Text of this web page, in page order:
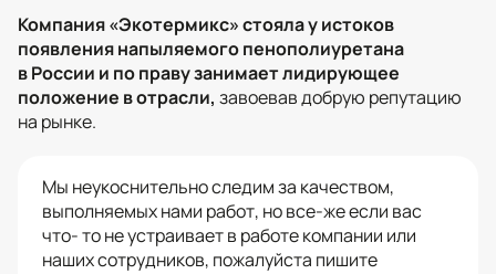
Компания «Экотермикс» стояла у истоков
появления напыляемого пенополиуретана
в России и по праву занимает лидирующее
положение в отрасли, завоевав добрую репутацию
на рынке.
Мы неукоснительно следим за качеством,
выполняемых нами работ, но все-же если вас
что- то не устраивает в работе компании или
наших сотрудников, пожалуйста пишите